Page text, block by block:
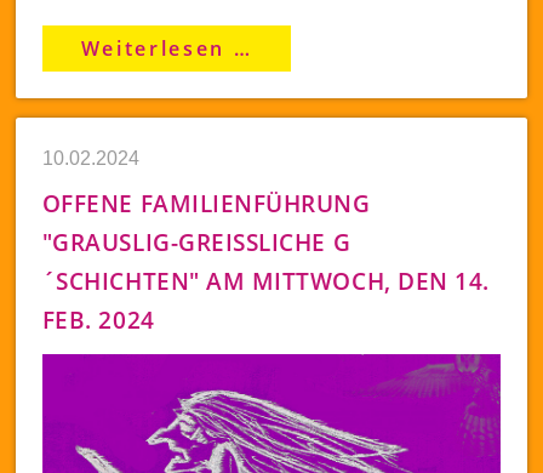
Weiterlesen …
in
der
10.02.2024
OFFENE FAMILIENFÜHRUNG
"GRAUSLIG-GREISSLICHE G´
SCHICHTEN" AM MITTWOCH, DEN 14. F
EB. 2024